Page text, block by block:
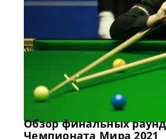
Обзор финальных
Чемпионата Мира 2021